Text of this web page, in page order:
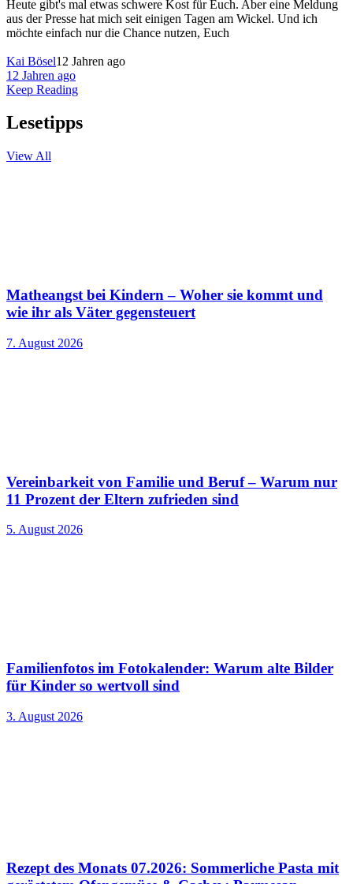
Heute gibt's mal etwas schwere Kost für Euch. Aber eine Meldung
aus der Presse hat mich seit einigen Tagen am Wickel. Und ich
möchte einfach nur die Chance nutzen, Euch
Kai Bösel12 Jahren ago
12 Jahren ago
Keep Reading
Lesetipps
View All
Matheangst bei Kindern – Woher sie kommt und
wie ihr als Väter gegensteuert
7. August 2026
Vereinbarkeit von Familie und Beruf – Warum nur
11 Prozent der Eltern zufrieden sind
5. August 2026
Familienfotos im Fotokalender: Warum alte Bilder
für Kinder so wertvoll sind
3. August 2026
Rezept des Monats 07.2026: Sommerliche Pasta mit